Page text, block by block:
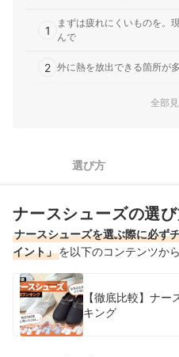
1
まずは疲れにくいものを。
んで
2 外に熱を放出できる箇所が
サイズは足長・足幅・足囲
黒のナースシューズ全15商品おす
黒のナースシューズの売れ筋ランキ
全部
選び方
ナースシューズの選
ナースシューズを選ぶ際に必ず
イント」を以下のコンテンツか
【徹底比較】ナ
キング